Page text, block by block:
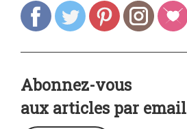
Abonnez-vous
aux articles par email